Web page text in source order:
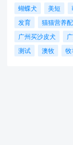
蝴蝶犬
美短
发育
猫猫营养
广州买沙皮犬
测试
澳牧 牧